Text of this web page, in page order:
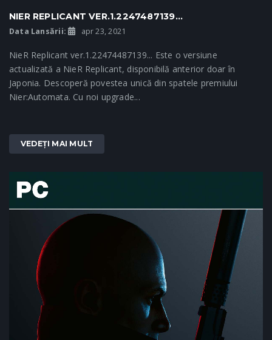
NIER REPLICANT VER.1.2247487139...
Data Lansării: apr 23, 2021
NieR Replicant ver.1.22474487139... Este o versiune
actualizată a NieR Replicant, disponibilă anterior doar în
Japonia. Descoperă povestea unică din spatele premiului
Nier:Automata. Cu noi upgrade...
VEDEȚI MAI MULT